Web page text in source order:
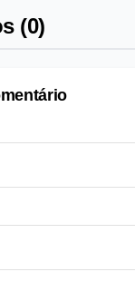
(0)